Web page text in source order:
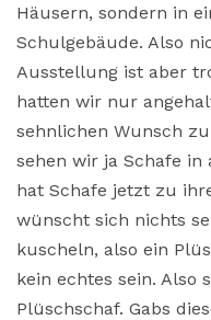
Häusern, sondern in
Schulgebäude. Also
Ausstellung ist aber
hatten wir nur
sehnlichen Wunsch
sehen wir ja Schafe in
hat Schafe jetzt zu
wünscht sich nichts
kuscheln, also ein
kein echtes sein. Also
Plüschschaf. Gabs